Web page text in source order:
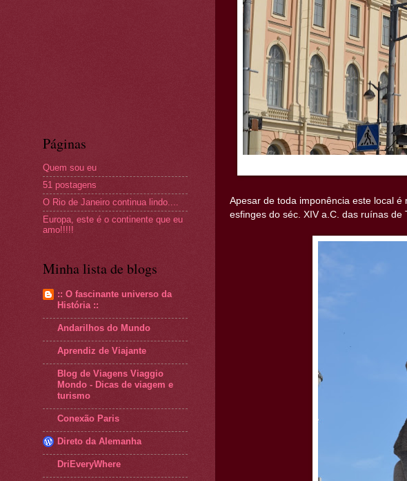
Apesar de toda imponência este local
esfinges do séc. XIV a.C. das ruínas
Páginas
Quem sou eu
51 postagens
O Rio de Janeiro continua lindo....
Europa, este é o continente que eu
amo!!!!!
Minha lista de blogs
:: O fascinante universo da
História ::
Andarilhos do Mundo
Aprendiz de Viajante
Blog de Viagens Viaggio
Mondo - Dicas de viagem e
turismo
Conexão Paris
Direto da Alemanha
DriEveryWhere